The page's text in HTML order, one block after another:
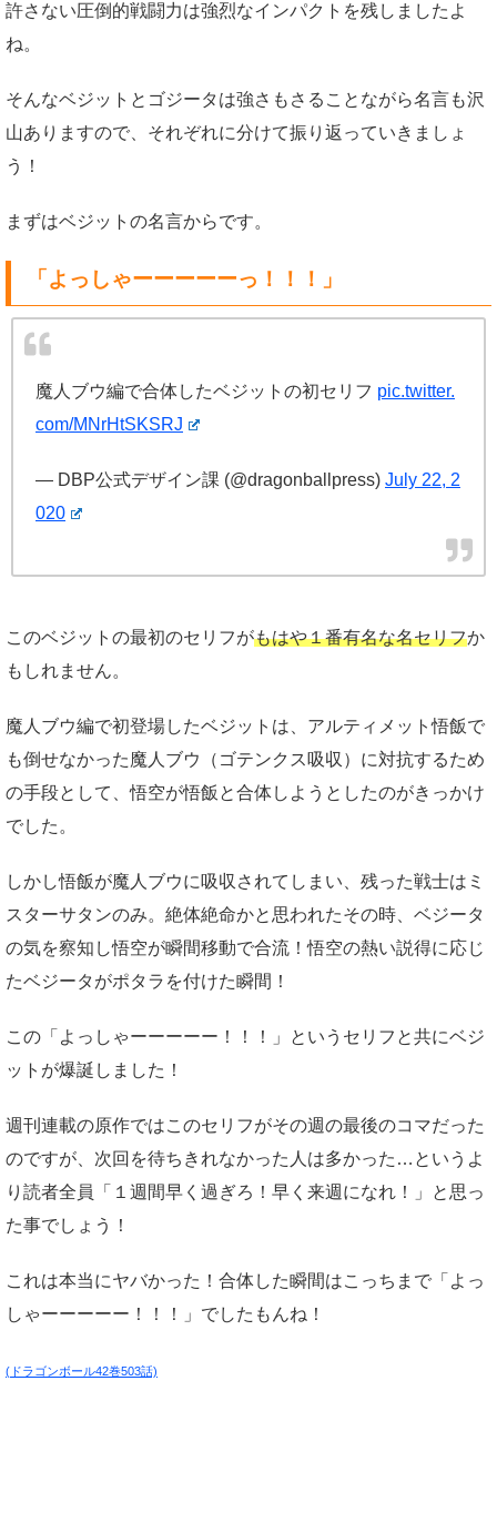
許さない圧倒的戦闘力は強烈なインパクトを残しましたよ
ね。
そんなベジットとゴジータは強さもさることながら名言も沢
山ありますので、それぞれに分けて振り返っていきましょ
う！
まずはベジットの名言からです。
「よっしゃーーーーーっ！！！」
魔人ブウ編で合体したベジットの初セリフ pic.twitter.
com/MNrHtSKSRJ
— DBP公式デザイン課 (@dragonballpress) July 22, 2
020
このベジットの最初のセリフがもはや１番有名な名セリフか
もしれません。
魔人ブウ編で初登場したベジットは、アルティメット悟飯で
も倒せなかった魔人ブウ（ゴテンクス吸収）に対抗するため
の手段として、悟空が悟飯と合体しようとしたのがきっかけ
でした。
しかし悟飯が魔人ブウに吸収されてしまい、残った戦士はミ
スターサタンのみ。絶体絶命かと思われたその時、ベジータ
の気を察知し悟空が瞬間移動で合流！悟空の熱い説得に応じ
たベジータがポタラを付けた瞬間！
この「よっしゃーーーーー！！！」というセリフと共にベジ
ットが爆誕しました！
週刊連載の原作ではこのセリフがその週の最後のコマだった
のですが、次回を待ちきれなかった人は多かった…というよ
り読者全員「１週間早く過ぎろ！早く来週になれ！」と思っ
た事でしょう！
これは本当にヤバかった！合体した瞬間はこっちまで「よっ
しゃーーーーー！！！」でしたもんね！
(ドラゴンボール42巻503話)